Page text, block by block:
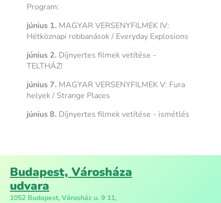
Program:
június 1. MAGYAR VERSENYFILMEK IV:
Hétköznapi robbanások / Everyday Explosions
június 2. Díjnyertes filmek vetítése -
TELTHÁZ!
június 7. MAGYAR VERSENYFILMEK V: Fura
helyek / Strange Places
június 8. Díjnyertes filmek vetítése - ismétlés
Budapest, Városháza
udvara
1052 Budapest, Városház u. 9 11,